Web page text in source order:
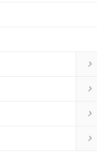



